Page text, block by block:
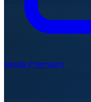
Mode Premium